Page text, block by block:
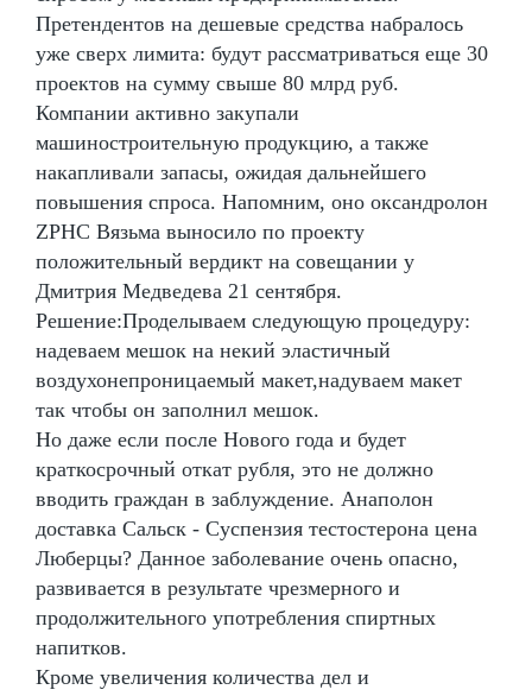
Претендентов на дешевые средства набралось
уже сверх лимита: будут рассматриваться еще 30
проектов на сумму свыше 80 млрд руб.
Компании активно закупали
машиностроительную продукцию, а также
накапливали запасы, ожидая дальнейшего
повышения спроса. Напомним, оно оксандролон
ZPHC Вязьма выносило по проекту
положительный вердикт на совещании у
Дмитрия Медведева 21 сентября.
Решение:Проделываем следующую процедуру:
надеваем мешок на некий эластичный
воздухонепроницаемый макет,надуваем макет
так чтобы он заполнил мешок.
Но даже если после Нового года и будет
краткосрочный откат рубля, это не должно
вводить граждан в заблуждение. Анаполон
доставка Сальск - Суспензия тестостерона цена
Люберцы? Данное заболевание очень опасно,
развивается в результате чрезмерного и
продолжительного употребления спиртных
напитков.
Кроме увеличения количества дел и